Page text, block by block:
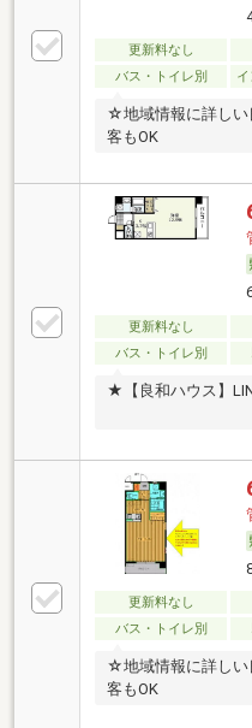
更新料なし
バス・トイレ別
☆地域情報に詳しい
客もOK
更新料なし
バス・トイレ別
★【良和ハウス】
更新料なし
バス・トイレ別
☆地域情報に詳しい
客もOK